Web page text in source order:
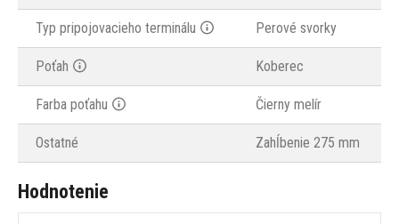
Typ pripojovacieho terminálu Perové svorky
Poťah Koberec
Farba poťahu Čierny melír
Ostatné Zahĺbenie 275 mm
Hodnotenie